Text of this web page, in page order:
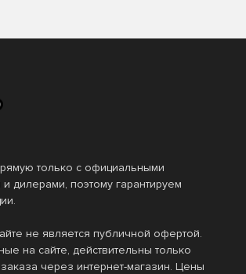
только с официальными
дилерами, поэтому гарантируем
не является публичной офертой.
на сайте, действительны только
через интернет-магазин. Цены